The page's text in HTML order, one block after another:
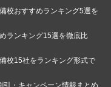
校おすすめランキング5選を
ランキング15選を徹底比
校15社をランキング形式で
引・キャンペーン情報まとめ